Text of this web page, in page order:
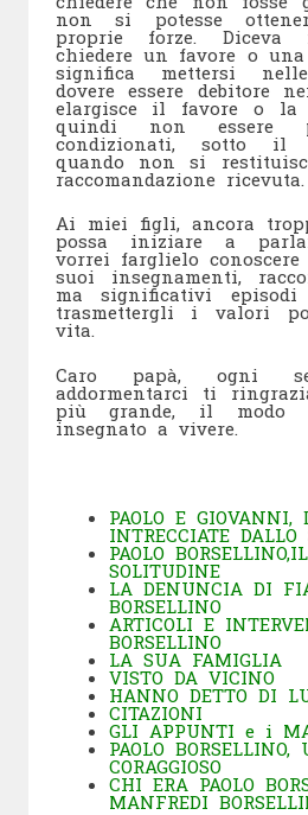
non si potesse
proprie forze.
chiedere un favore o una
significa mettersi
dovere essere debitore
elargisce il favore o la
quindi non essere
condizionati, sotto
quando non si
raccomandazione ricevuta.
Ai miei figli, ancora
possa iniziare a
vorrei farglielo
suoi insegnamenti,
ma significativi
trasmettergli i valori
vita.
Caro papà, ogni
addormentarci ti
più grande, il
insegnato a vivere.
PAOLO E GIOVANNI,
INTRECCIATE DALLO
PAOLO
SOLITUDINE
LA DENUNCIA DI
BORSELLINO
ARTICOLI E
BORSELLINO
LA SUA FAMIGLIA
VISTO DA VICINO
HANNO DETTO DI
CITAZIONI
GLI APPUNTI e i
PAOLO BORSELLINO,
CORAGGIOSO
CHI ERA PAOLO
MANFREDI